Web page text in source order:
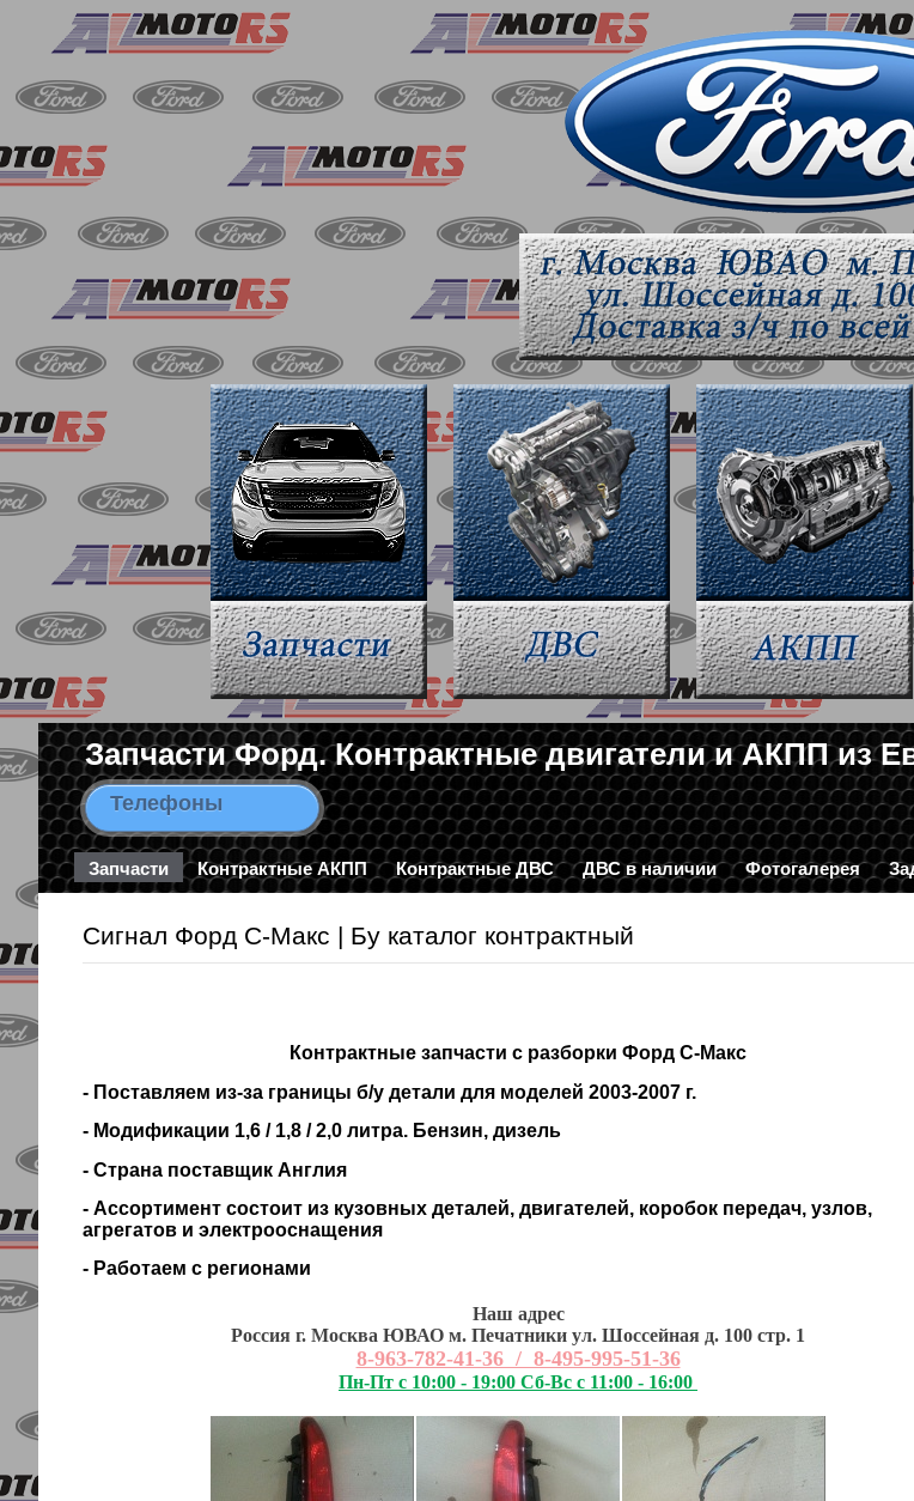
Запчасти Форд. Контрактные двигатели и АКПП из
Телефоны 8-963-663-46-43 / 8-495-782-34-03
Запчасти Контрактные АКПП Контрактные ДВС ДВС в наличии Фотогалерея
Сигнал Форд С-Макс | Бу каталог контрактный
Контрактные запчасти с разборки Форд С-Макс
- Поставляем из-за границы б/у детали для моделей 2003-2007 г.
- Модификации 1,6 / 1,8 / 2,0 литра. Бензин, дизель
- Страна поставщик Англия
- Ассортимент состоит из кузовных деталей, двигателей, коробок передач, узлов,
агрегатов и электрооснащения
- Работаем с регионами
Наш адрес
Россия г. Москва ЮВАО м. Печатники ул. Шоссейная д. 100 стр. 1
8-963-782-41-36 / 8-495-995-51-36
Пн-Пт с 10:00 - 19:00 Сб-Вс с 11:00 - 16:00